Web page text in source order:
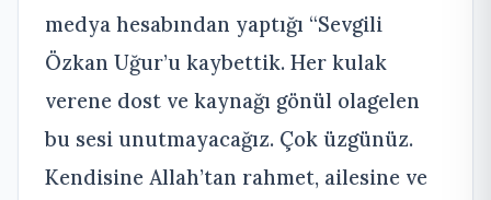
medya hesabından yaptığı “Sevgili
Özkan Uğur’u kaybettik. Her kulak
verene dost ve kaynağı gönül olagelen
bu sesi unutmayacağız. Çok üzgünüz.
Kendisine Allah’tan rahmet, ailesine ve